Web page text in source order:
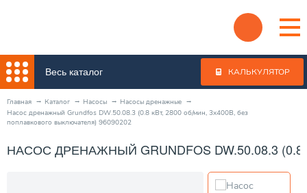
Весь каталог КАЛЬКУЛЯТОР
Главная Каталог Насосы
Насосы дренажные
Насос дренажный Grundfos DW.50.08.3 (0.8 кВт, 2800 об/мин, 3x400В, без
поплавкового выключателя) 96090202
НАСОС ДРЕНАЖНЫЙ GRUNDFOS DW.50.08.3